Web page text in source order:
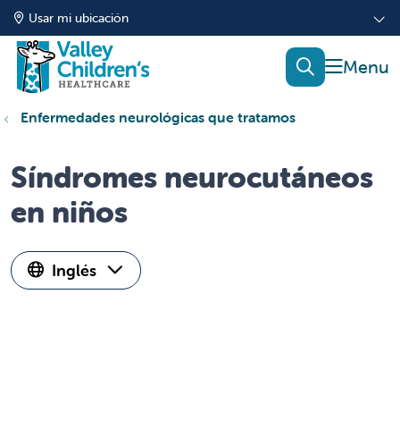
Usar mi ubicación
mostrar
buscar
Enfermedades neurológicas que tratamos
Síndromes neurocutáneos
en niños
Inglés